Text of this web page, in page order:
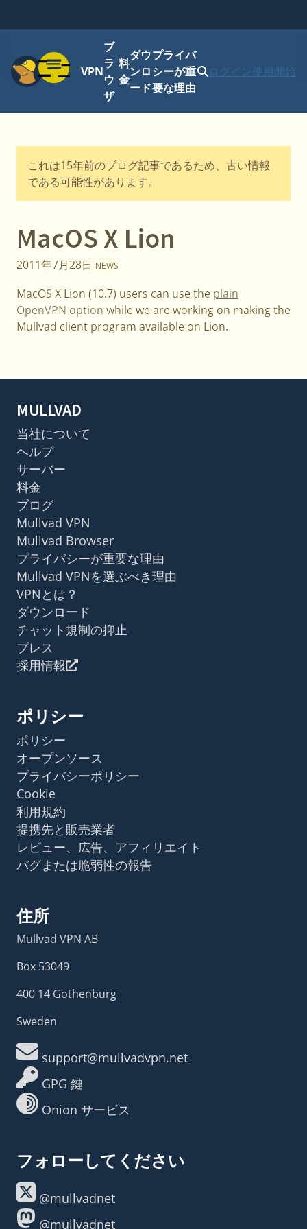
ニュー
VPN
ブ
ラ
ウ
ザ
料
金
ダウ
ンロ
ード
プライバ
シーが重
要な理由
ログイン使用開始
これは15年前のブログ記事であるため、古い情報
である可能性があります。
MacOS X Lion
2011年7月28日 NEWS
MacOS X Lion (10.7) users can use the plain
OpenVPN option while we are working on making the
Mullvad client program available on Lion.
MULLVAD
当社について
ヘルプ
サーバー
料金
ブログ
Mullvad VPN
Mullvad Browser
プライバシーが重要な理由
Mullvad VPNを選ぶべき理由
VPNとは？
ダウンロード
チャット規制の抑止
プレス
採用情報
ポリシー
ポリシー
オープンソース
プライバシーポリシー
Cookie
利用規約
提携先と販売業者
レビュー、広告、アフィリエイト
バグまたは脆弱性の報告
住所
Mullvad VPN AB
Box 53049
400 14 Gothenburg
Sweden
support@mullvadvpn.net
GPG 鍵
Onion サービス
フォローしてください
@mullvadnet
@mullvadnet